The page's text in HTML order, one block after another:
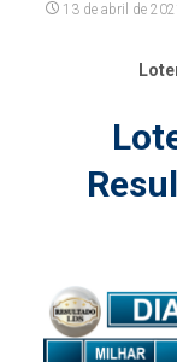
13 de abril de